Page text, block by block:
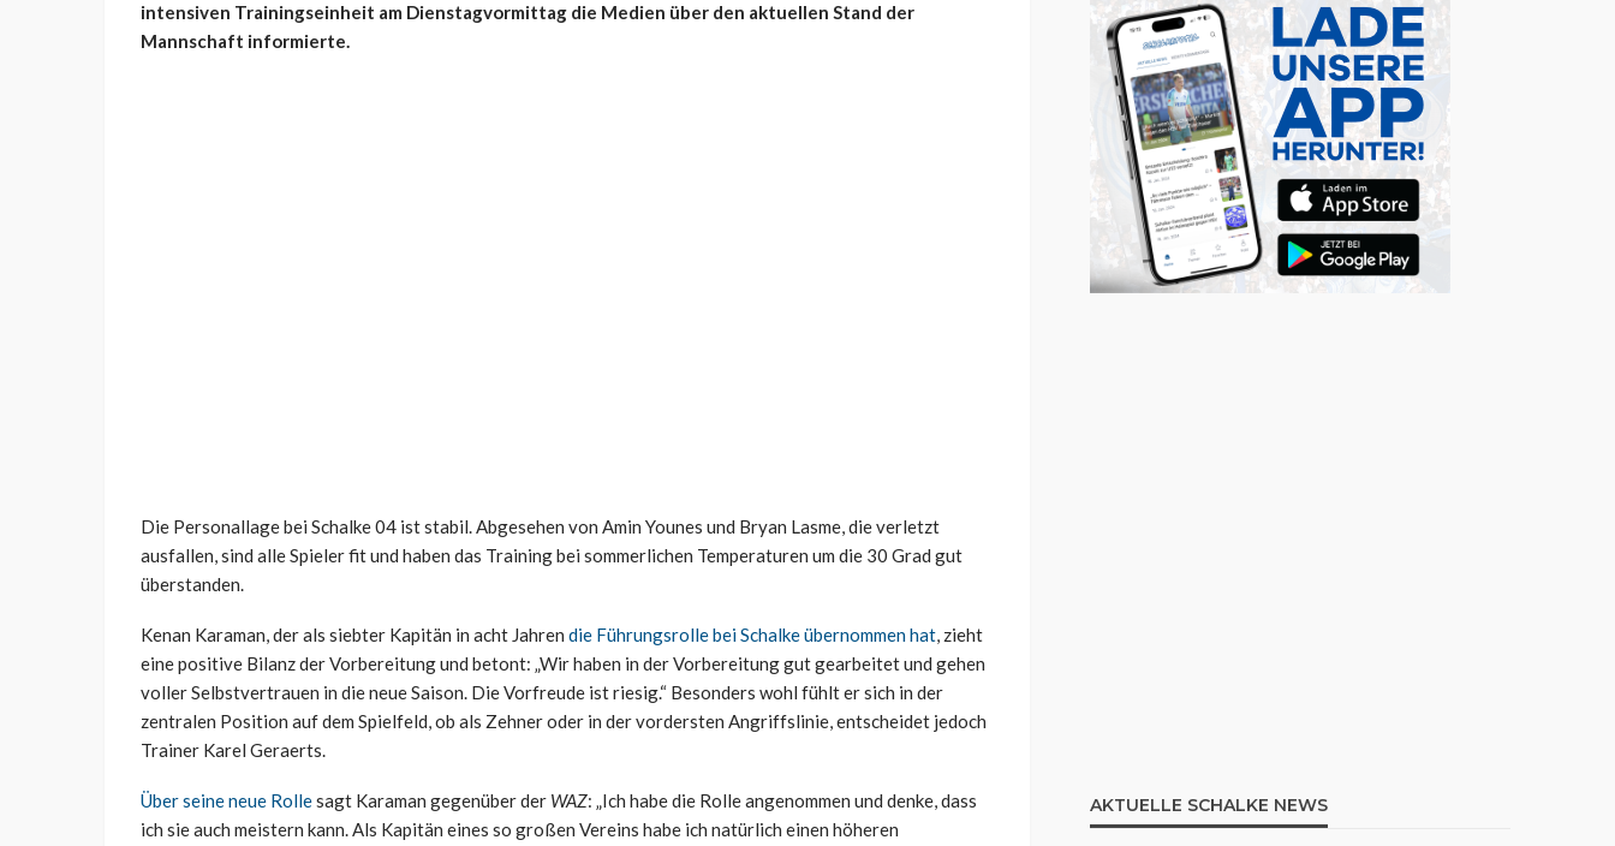
intensiven Trainingseinheit am Dienstagvormittag die Medien über den aktuellen Stand der
Mannschaft informierte.
Die Personallage bei Schalke 04 ist stabil. Abgesehen von Amin Younes und Bryan Lasme, die verletzt
ausfallen, sind alle Spieler fit und haben das Training bei sommerlichen Temperaturen um die 30 Grad gut
überstanden.
Kenan Karaman, der als siebter Kapitän in acht Jahren die Führungsrolle bei Schalke übernommen hat, zieht
eine positive Bilanz der Vorbereitung und betont: „Wir haben in der Vorbereitung gut gearbeitet und gehen
voller Selbstvertrauen in die neue Saison. Die Vorfreude ist riesig.“ Besonders wohl fühlt er sich in der
zentralen Position auf dem Spielfeld, ob als Zehner oder in der vordersten Angriffslinie, entscheidet jedoch
Trainer Karel Geraerts.
Über seine neue Rollesagt Karaman gegenüber der WAZ: „Ich habe die Rolle angenommen und denke, dass
ich sie auch meistern kann. Als Kapitän eines so großen Vereins habe ich natürlich einen höheren
AKTUELLE SCHALKE NEWS